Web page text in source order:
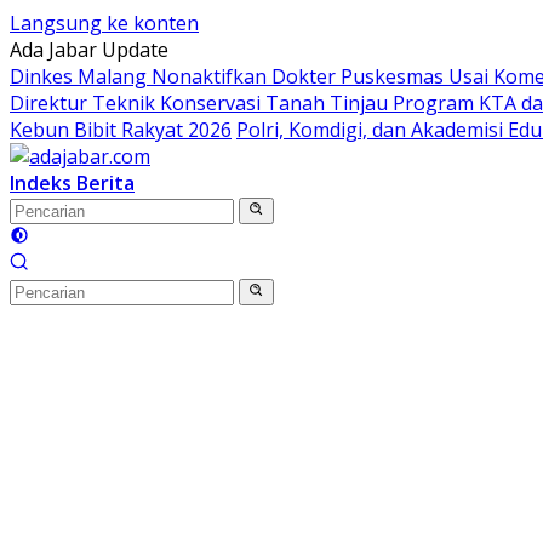
Langsung ke konten
Ada Jabar Update
Dinkes Malang Nonaktifkan Dokter Puskesmas Usai
Direktur Teknik Konservasi Tanah Tinjau Program KTA
Kebun Bibit Rakyat 2026 Polri, Komdigi, dan Akademisi
Indeks Berita